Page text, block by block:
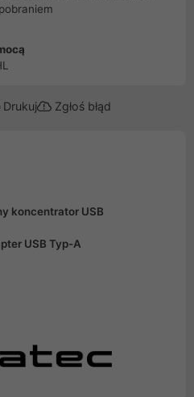
Drukuj Zgłoś błąd
koncentrator USB
USB Typ-A